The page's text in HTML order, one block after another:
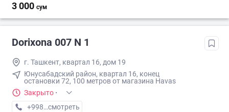
3 000 сум
Dorixona 007 N 1
г. Ташкент, квартал 16, дом 19
Юнусабадский район, квартал 16, конец
остановки 72, 100 метров от магазина Havas
Закрыто ·
+998 (95) XXX-XX-XX
смотреть